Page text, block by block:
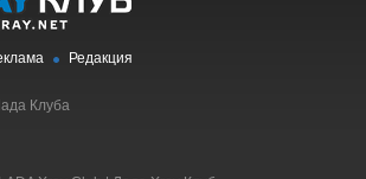
Редакция
Клуба